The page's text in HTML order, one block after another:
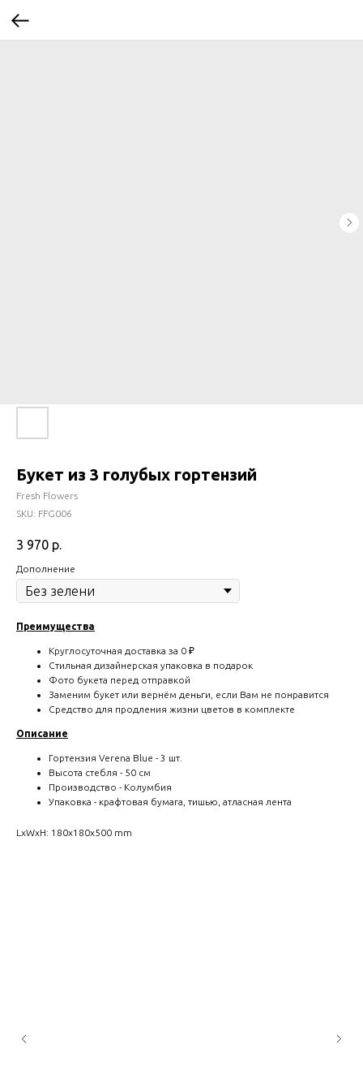
Букет из 3 голубых гортензий
Fresh Flowers
SKU: FFG006
3 970 р.
Дополнение
Преимущества
Круглосуточная доставка за 0 ₽
Стильная дизайнерская упаковка в подарок
Фото букета перед отправкой
Заменим букет или вернём деньги, если Вам не понравится
Средство для продления жизни цветов в комплекте
Описание
Гортензия Verena Blue - 3 шт.
Высота стебля - 50 см
Производство - Колумбия
Упаковка - крафтовая бумага, тишью, атласная лента
LxWxH: 180x180x500 mm